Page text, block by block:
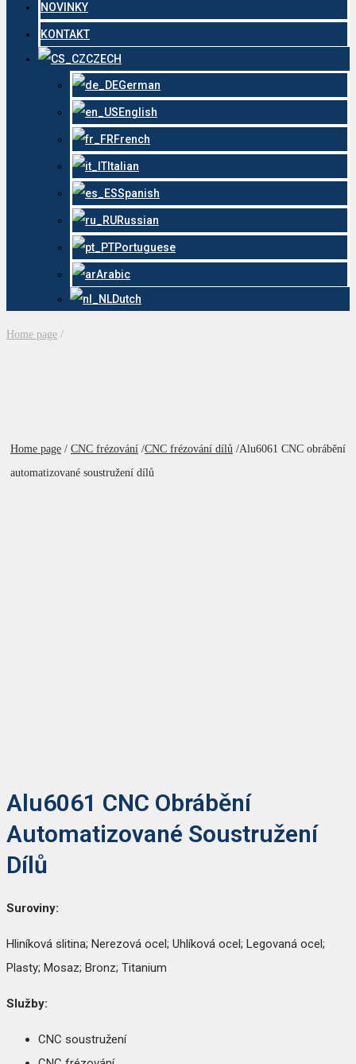
NOVINKY
KONTAKT
CZECH
German
English
French
Italian
Spanish
Russian
Portuguese
Arabic
Dutch
Home page /
Home page / CNC frézování /CNC frézování dílů /Alu6061 CNC obrábění
automatizované soustružení dílů
Alu6061 CNC Obrábění
Automatizované Soustružení
Dílů
Suroviny:
Hliníková slitina; Nerezová ocel; Uhlíková ocel; Legovaná ocel;
Plasty; Mosaz; Bronz; Titanium
Služby:
CNC soustružení